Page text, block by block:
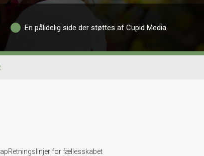
En pålidelig side der støttes af Cupid Media
Retningslinjer for fællesskabet